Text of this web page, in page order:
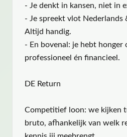
- Je denkt in kansen, niet in
- Je spreekt vlot Nederlands
Altijd handig.
- En bovenal: je hebt honger
professioneel én financieel.
DE Return
Competitief loon: we kijken
bruto, afhankelijk van welk